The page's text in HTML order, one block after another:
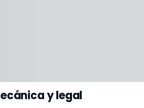
y legal